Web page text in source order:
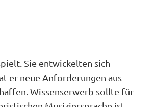
Sie entwickelten sich
er neue Anforderungen aus
Wissenserwerb sollte für